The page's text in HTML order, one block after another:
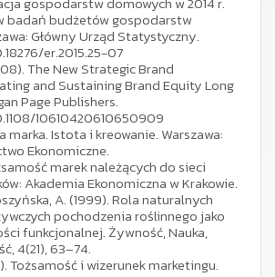
badań budżetów gospodarstw
Główny Urząd Statystyczny.
er.2015.25-07
The New Strategic Brand
and Sustaining Brand Equity Long
Page Publishers.
10610420610650909
marka. Istota i kreowanie. Warszawa:
Ekonomiczne.
marek należących do sieci
Akademia Ekonomiczna w Krakowie.
A. (1999). Rola naturalnych
pochodzenia roślinnego jako
funkcjonalnej. Żywność, Nauka,
4(21), 63–74.
Tożsamość i wizerunek marketingu.